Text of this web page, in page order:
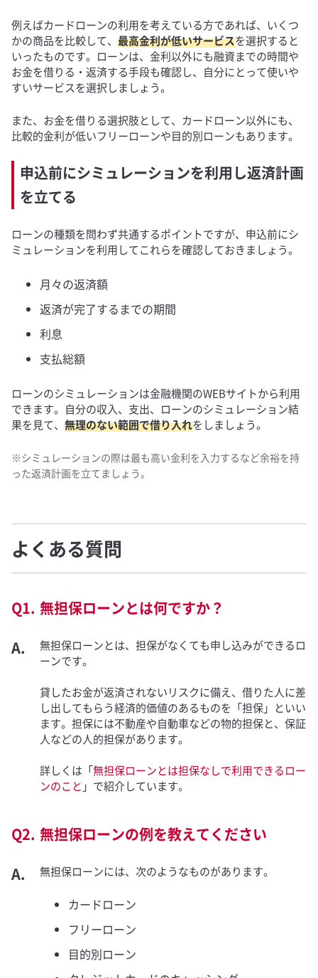
例えばカードローンの利用を考えている方であれば、いくつ
かの商品を比較して、 最高金利が低いサービスを選択すると
いったものです。ローンは、金利以外にも融資までの時間や
お金を借りる・返済する手段も確認し、自分にとって使いや
すいサービスを選択しましょう。
また、お金を借りる選択肢として、カードローン以外にも、
比較的金利が低いフリーローンや目的別ローンもあります。
申込前にシミュレーションを利用し返済計画
を立てる
ローンの種類を問わず共通するポイントですが、申込前にシ
ミュレーションを利用してこれらを確認しておきましょう。
月々の返済額
返済が完了するまでの期間
利息
支払総額
ローンのシミュレーションは金融機関のWEBサイトから利用
できます。自分の収入、支出、ローンのシミュレーション結
果を見て、 無理のない範囲で借り入れをしましょう。
※シミュレーションの際は最も高い金利を入力するなど余裕を持
った返済計画を立てましょう。
よくある質問
無担保ローンとは何ですか？
無担保ローンとは、担保がなくても申し込みができるロ
ーンです。
貸したお金が返済されないリスクに備え、借りた人に差
し出してもらう経済的価値のあるものを「担保」といい
ます。担保には不動産や自動車などの物的担保と、保証
人などの人的担保があります。
詳しくは「無担保ローンとは担保なしで利用できるロー
ンのこと 」で紹介しています。
無担保ローンの例を教えてください
無担保ローンには、次のようなものがあります。
カードローン
フリーローン
目的別ローン